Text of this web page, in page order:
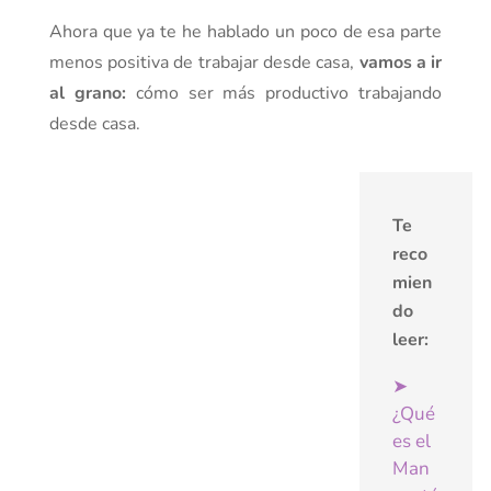
Ahora que ya te he hablado un poco de esa parte
menos positiva de trabajar desde casa, vamos a ir
al grano: cómo ser más productivo trabajando
desde casa.
Te
reco
mien
do
leer:
➤
¿Qué
es el
Man